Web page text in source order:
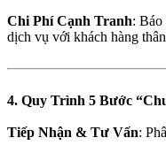
Chi Phí Cạnh Tranh: Báo
dịch vụ với khách hàng
4. Quy Trình 5 Bước
Tiếp Nhận & Tư Vấn: